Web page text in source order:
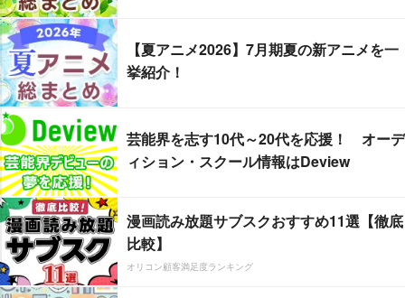
【夏アニメ2026】7月期夏の新アニメを一
挙紹介！
芸能界を志す10代～20代を応援！ オーデ
ィション・スクール情報はDeview
漫画読み放題サブスクおすすめ11選【徹底
比較】
オリコン顧客満足度ランキング